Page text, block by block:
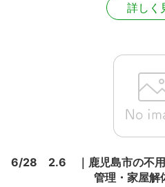
詳しく
6/28 2.6 ｜鹿児島市の不用
管理・家屋解